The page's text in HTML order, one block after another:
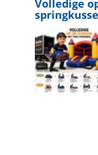
Volledige